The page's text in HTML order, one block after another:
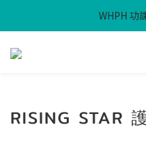
滿
WHPH 功
滿
RISING STAR